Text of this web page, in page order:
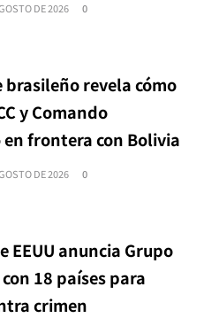
DE 2026 0
brasileño revela cómo
y Comando
frontera con Bolivia
DE 2026 0
EEUU anuncia Grupo
18 países para
crimen